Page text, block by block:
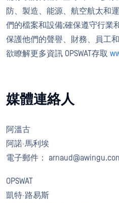
防、製造、能源、航空航太和
們的檔案和設備;確保遵守行業
保護他們的聲譽、財務、員工
欲瞭解更多資訊 OPSWAT存取
媒體連絡人
阿溫古
阿諾·馬利埃
電子郵件：
OPSWAT
凱特·路易斯